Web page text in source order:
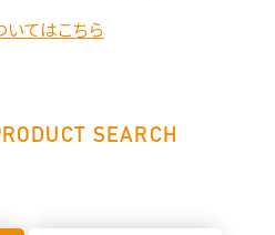
てはこちら
SEARCH